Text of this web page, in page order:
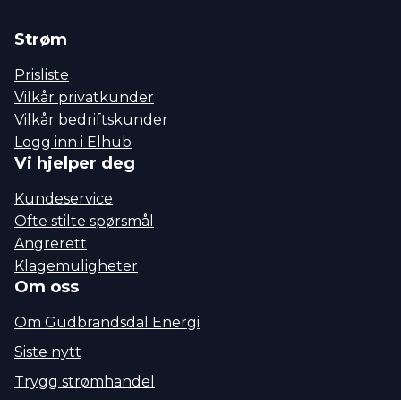
Strøm
Prisliste
Vilkår privatkunder
Vilkår bedriftskunder
Logg inn i Elhub
Vi hjelper deg
Kundeservice
Ofte stilte spørsmål
Angrerett
Klagemuligheter
Om oss
Om Gudbrandsdal Energi
Siste nytt
Trygg strømhandel